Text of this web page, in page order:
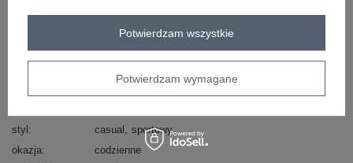
dominujący
kaptur
długa
styl
casual
sportowy
okazja
codzienne
Potwierdzam wymagane
Potwierdzam wszystkie